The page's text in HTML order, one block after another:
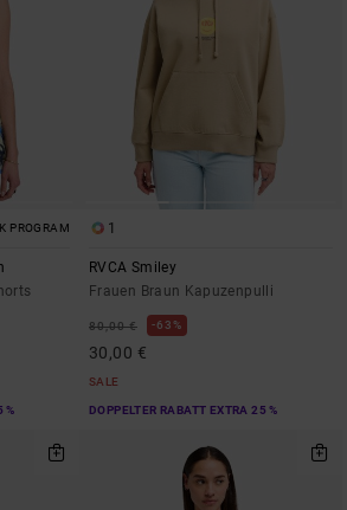
PROGRAM
%
1
RVCA Smiley
Frauen Braun Kapuzenpulli
80,00 € 63%
30,00 €
SALE
DOPPELTER RABATT EXTRA 25 %